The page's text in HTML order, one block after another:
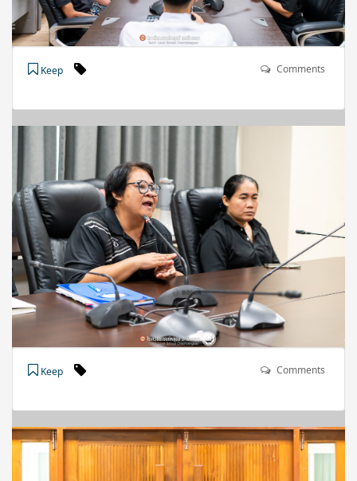
Keep Comments
Keep Comments